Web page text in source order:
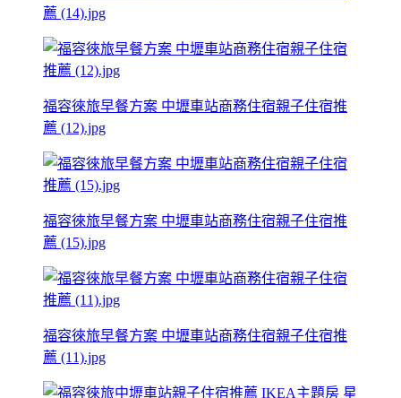
薦 (14).jpg
福容徠旅早餐方案 中壢車站商務住宿親子住宿推
薦 (12).jpg
福容徠旅早餐方案 中壢車站商務住宿親子住宿推
薦 (15).jpg
福容徠旅早餐方案 中壢車站商務住宿親子住宿推
薦 (11).jpg